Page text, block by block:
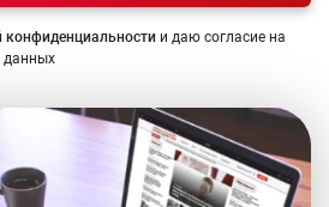
конфиденциальности и даю согласие на
данных